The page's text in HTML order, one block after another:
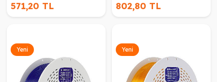
571,20 TL 802,80 TL
Yeni Yeni